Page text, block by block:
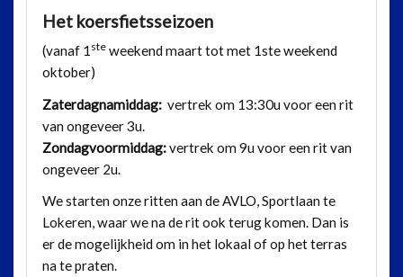
Het koersfietsseizoen
(vanaf 1 steweekend maart tot met 1ste weekend
oktober)
Zaterdagnamiddag:vertrek om 13:30u voor een rit
van ongeveer 3u.
Zondagvoormiddag:vertrek om 9u voor een rit van
ongeveer 2u.
We starten onze ritten aan de AVLO, Sportlaan te
Lokeren, waar we na de rit ook terug komen. Dan is
er de mogelijkheid om in het lokaal of op het terras
na te praten.